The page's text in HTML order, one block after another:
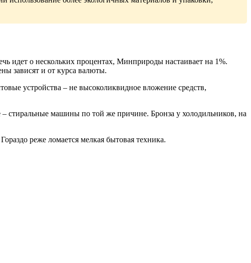
идет о нескольких процентах, Минприроды настаивает на 1%.
зависят и от курса валюты.
устройства – не высоколиквидное вложение средств,
стиральные машины по той же причине. Бронза у холодильников, на
реже ломается мелкая бытовая техника.